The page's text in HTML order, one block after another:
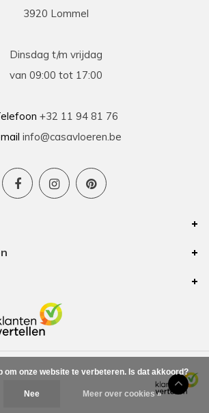
3920 Lommel
Dinsdag t/m vrijdag
van 09:00 tot 17:00
+32 11 94 81 76
info@casavloeren.be
om onze website te verbeteren. Is dat akkoord?
Nee Meer over cookies »